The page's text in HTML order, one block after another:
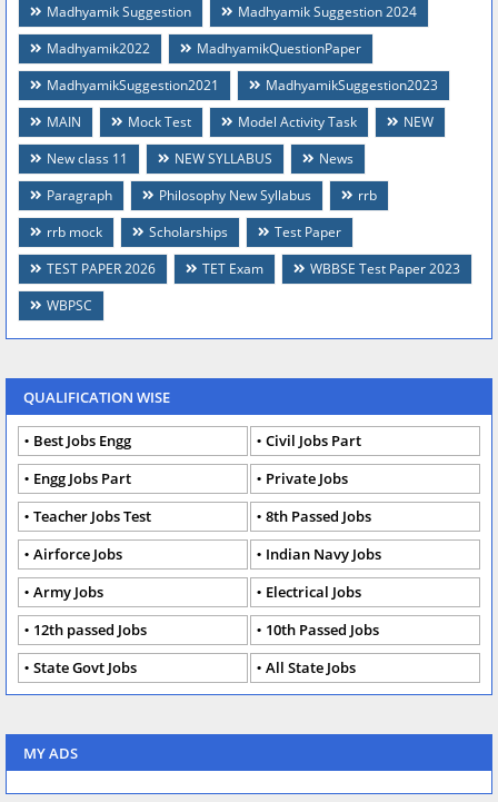
Madhyamik Suggestion
Madhyamik Suggestion 2024
Madhyamik2022
MadhyamikQuestionPaper
MadhyamikSuggestion2021
MadhyamikSuggestion2023
MAIN
Mock Test Model Activity Task
NEW
New class 11
NEW SYLLABUS
News
Paragraph
Philosophy New Syllabus
rrb
rrb mock
Scholarships
Test Paper
TEST PAPER 2026
TET Exam
WBBSE Test Paper 2023
WBPSC
QUALIFICATION WISE
Best Jobs Engg
Civil Jobs Part
Engg Jobs Part
Private Jobs
Teacher Jobs Test
8th Passed Jobs
Airforce Jobs
Indian Navy Jobs
Army Jobs
Electrical Jobs
12th passed Jobs
10th Passed Jobs
State Govt Jobs
All State Jobs
MY ADS